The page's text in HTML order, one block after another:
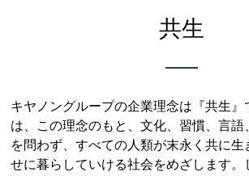
共生
キヤノングループの企業理念は『共生』
は、この理念のもと、文化、習慣、言語
を問わず、すべての人類が末永く共に
せに暮らしていける社会をめざします。